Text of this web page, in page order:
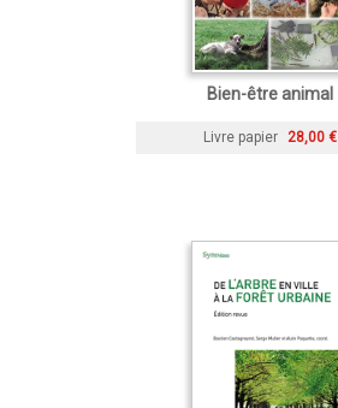
Bien-être animal
Livre papier 28,00 €